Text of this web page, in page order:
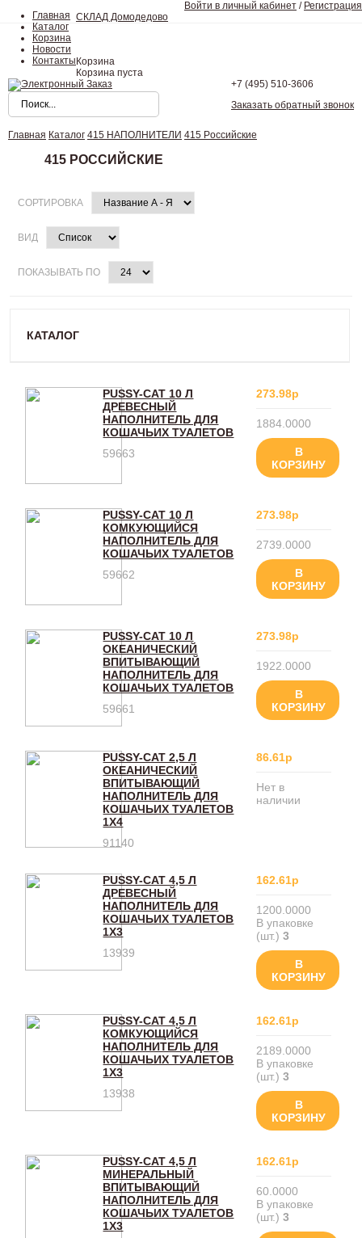
Главная
Каталог
Корзина
Новости
Контакты
Войти в личный кабинет / Регистрация
СКЛАД Домодедово
Корзина
Корзина пуста
+7 (495) 510-3606
Заказать обратный звонок
Главная Каталог 415 НАПОЛНИТЕЛИ 415 Pоссийские
415 PОССИЙСКИЕ
СОРТИРОВКА
ВИД
ПОКАЗЫВАТЬ ПО
КАТАЛОГ
PUSSY-CAT 10 Л
ДРЕВЕСНЫЙ
НАПОЛНИТЕЛЬ ДЛЯ
КОШАЧЬИХ ТУАЛЕТОВ
59663
273.98р
1884.0000
В
КОРЗИНУ
PUSSY-CAT 10 Л
КОМКУЮЩИЙСЯ
НАПОЛНИТЕЛЬ ДЛЯ
КОШАЧЬИХ ТУАЛЕТОВ
59662
273.98р
2739.0000
В
КОРЗИНУ
PUSSY-CAT 10 Л
ОКЕАНИЧЕСКИЙ
ВПИТЫВАЮЩИЙ
НАПОЛНИТЕЛЬ ДЛЯ
КОШАЧЬИХ ТУАЛЕТОВ
59661
273.98р
1922.0000
В
КОРЗИНУ
PUSSY-CAT 2,5 Л
ОКЕАНИЧЕСКИЙ
ВПИТЫВАЮЩИЙ
НАПОЛНИТЕЛЬ ДЛЯ
КОШАЧЬИХ ТУАЛЕТОВ
1Х4
91140
86.61р
Нет в
наличии
PUSSY-CAT 4,5 Л
ДРЕВЕСНЫЙ
НАПОЛНИТЕЛЬ ДЛЯ
КОШАЧЬИХ ТУАЛЕТОВ
1Х3
13939
162.61р
1200.0000
В упаковке
(шт.)3
В
КОРЗИНУ
PUSSY-CAT 4,5 Л
КОМКУЮЩИЙСЯ
НАПОЛНИТЕЛЬ ДЛЯ
КОШАЧЬИХ ТУАЛЕТОВ
1Х3
13938
162.61р
2189.0000
В упаковке
(шт.)3
В
КОРЗИНУ
PUSSY-CAT 4,5 Л
МИНЕРАЛЬНЫЙ
ВПИТЫВАЮЩИЙ
НАПОЛНИТЕЛЬ ДЛЯ
КОШАЧЬИХ ТУАЛЕТОВ
1Х3
162.61р
60.0000
В упаковке
(шт.)3